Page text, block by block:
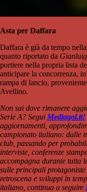
Asta per Daffara
Daffara è già da tempo nella
quanto riportato da
portiere nella propria lista
anticipare la concorrenza,
rampa di lancio,
Avellino.
Non sai dove rimanere
Serie A? Segui Mediagol.it!
aggiornamenti,
campionato italiano: dalle
club, passando per
interviste, conferenze
accompagna durante tutta
sulle principali
retroscena e sviluppi in
italiano, continua a seguire